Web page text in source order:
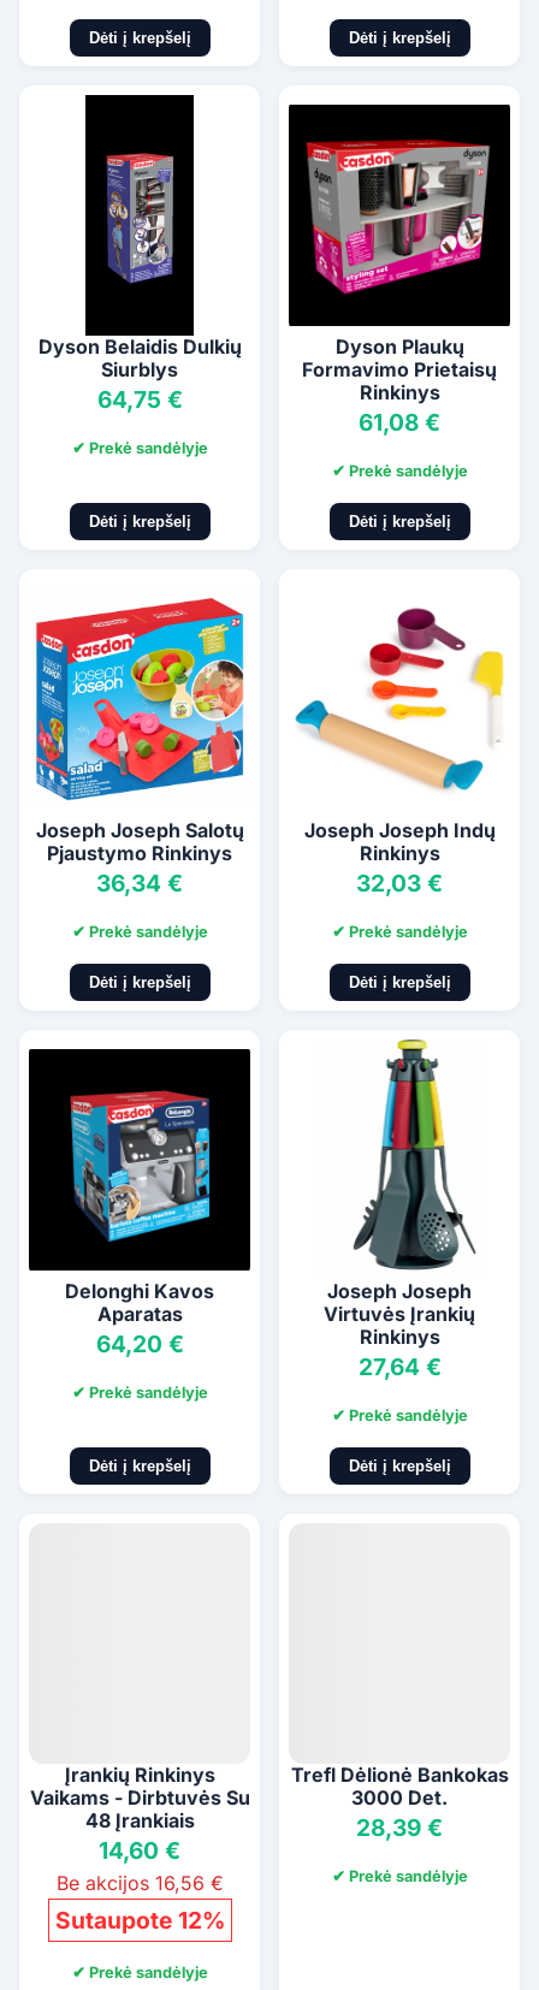
Dėti į krepšelį Dėti į krepšelį
Dyson Belaidis Dulkių
Siurblys
64,75 €
✔ Prekė sandėlyje
Dėti į krepšelį
Dyson Plaukų
Formavimo Prietaisų
Rinkinys
61,08 €
✔ Prekė sandėlyje
Dėti į krepšelį
Joseph Joseph Salotų
Pjaustymo Rinkinys
36,34 €
✔ Prekė sandėlyje
Dėti į krepšelį
Joseph Joseph Indų
Rinkinys
32,03 €
✔ Prekė sandėlyje
Dėti į krepšelį
Delonghi Kavos
Aparatas
64,20 €
✔ Prekė sandėlyje
Dėti į krepšelį
Joseph Joseph
Virtuvės Įrankių
Rinkinys
27,64 €
✔ Prekė sandėlyje
Dėti į krepšelį
Įrankių Rinkinys
Vaikams - Dirbtuvės Su
48 Įrankiais
14,60 €
Be akcijos 16,56 €
Sutaupote 12%
✔ Prekė sandėlyje
Trefl Dėlionė Bankokas
3000 Det.
28,39 €
✔ Prekė sandėlyje